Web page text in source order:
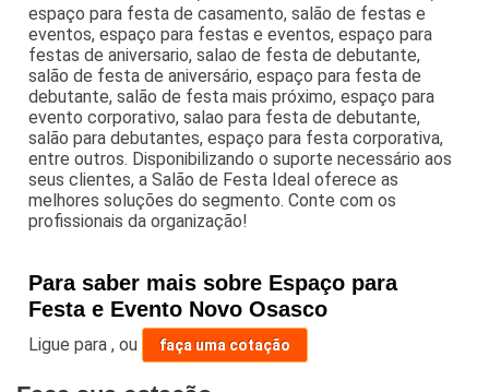
espaço para festa de casamento, salão de festas e
eventos, espaço para festas e eventos, espaço para
festas de aniversario, salao de festa de debutante,
salão de festa de aniversário, espaço para festa de
debutante, salão de festa mais próximo, espaço para
evento corporativo, salao para festa de debutante,
salão para debutantes, espaço para festa corporativa,
entre outros. Disponibilizando o suporte necessário aos
seus clientes, a Salão de Festa Ideal oferece as
melhores soluções do segmento. Conte com os
profissionais da organização!
Para saber mais sobre Espaço para
Festa e Evento Novo Osasco
Ligue para,ou faça uma cotação